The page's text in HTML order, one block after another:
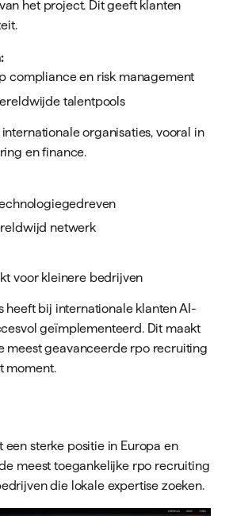
het project. Dit geeft klanten
compliance en risk management
talentpools
organisaties, vooral in
en finance.
netwerk
voor kleinere bedrijven
heeft bij internationale klanten AI-
geïmplementeerd. Dit maakt
meest geavanceerde rpo recruiting
moment.
een sterke positie in Europa en
meest toegankelijke rpo recruiting
die lokale expertise zoeken.